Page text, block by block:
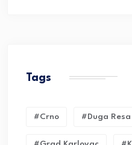
Tags
#crno #duga Resa